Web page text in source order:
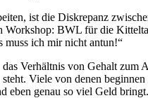
ist die Diskrepanz
BWL für die
muss ich mir nicht antun!“
Verhältnis von Gehalt
Viele von denen
eben genau so viel Geld bringt.